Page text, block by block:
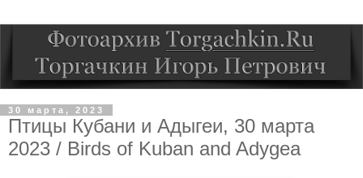
30 марта, 2023
Птицы Кубани и Адыгеи, 30 марта
2023 / Birds of Kuban and Adygea